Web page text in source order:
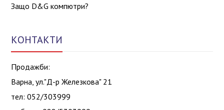
Защо D&G компютри?
КОНТАКТИ
Продажби:
Варна, ул."Д-р Железкова" 21
тел: 052/303999